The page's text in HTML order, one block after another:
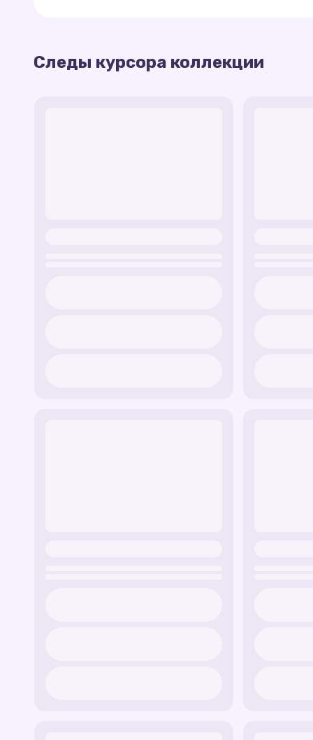
Dog Paw Print — верный и надежный трек
Вы можете добавить эти треки с нашего
Следы курсора коллекции